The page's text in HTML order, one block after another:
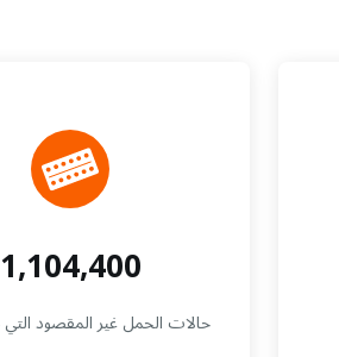
1,104,400
حالات الحمل غير المقصود